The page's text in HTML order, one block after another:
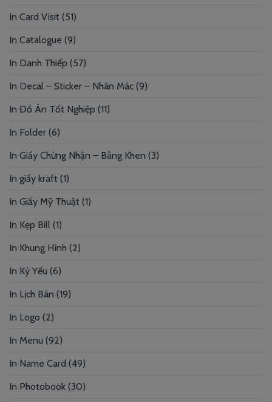
In Card Visit (51)
In Catalogue (9)
In Danh Thiếp (57)
In Decal – Sticker – Nhãn Mác (9)
In Đồ Án Tốt Nghiệp (11)
In Folder (6)
In Giấy Chứng Nhận – Bằng Khen (3)
In giấy kraft (1)
In Giấy Mỹ Thuật (1)
In Kẹp Bill (1)
In Khung Hình (2)
In Kỷ Yếu (6)
In Lịch Bàn (19)
In Logo (2)
In Menu (92)
In Name Card (49)
In Photobook (30)